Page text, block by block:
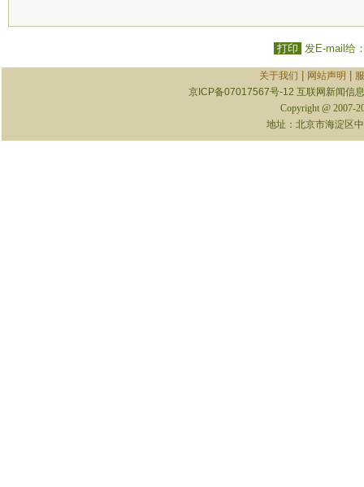
打印 发E-mail给
关于我们 网站声明
京ICP备07017567号-12 互联网新闻信
Copyright @ 2007-
地址：北京市海淀区